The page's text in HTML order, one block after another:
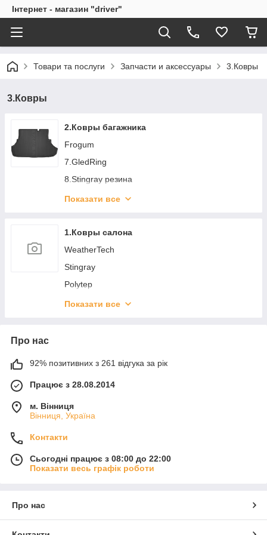
Інтернет - магазин "driver"
Товари та послуги Запчасти и аксессуары 3.Ковры
3.Ковры
2.Ковры багажника
Frogum
7.GledRing
8.Stingray резина
2.AVTM
4.Avto-Gumm
4.Оригинал
1.Stingray ТЕП
Показати все
1.Ковры салона
WeatherTech
Stingray
Polytep
Шильдики для ковриков
9.LLoker
Avto-Gumm
7.NorPlast
2.AVTM-резина
3.Оригинал
4.Seintex-резина
Показати все
Про нас
92% позитивних з 261 відгука за рік
Працює з 28.08.2014
м. Вінниця
Вінниця, Україна
Контакти
Сьогодні працює з 08:00 до 22:00
Показати весь графік роботи
Про нас